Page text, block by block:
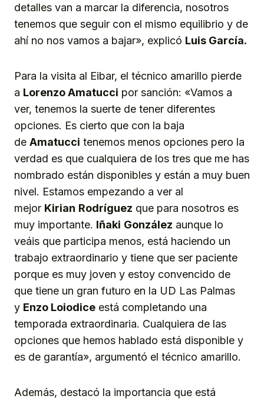
detalles van a marcar la diferencia, nosotros
tenemos que seguir con el mismo equilibrio y de
ahí no nos vamos a bajar», explicó Luis García.
Para la visita al Eibar, el técnico amarillo pierde
a Lorenzo Amatucci por sanción: «Vamos a
ver, tenemos la suerte de tener diferentes
opciones. Es cierto que con la baja
de Amatucci tenemos menos opciones pero la
verdad es que cualquiera de los tres que me has
nombrado están disponibles y están a muy buen
nivel. Estamos empezando a ver al
mejor Kirian Rodríguez que para nosotros es
muy importante. Iñaki González aunque lo
veáis que participa menos, está haciendo un
trabajo extraordinario y tiene que ser paciente
porque es muy joven y estoy convencido de
que tiene un gran futuro en la UD Las Palmas
y Enzo Loiodice está completando una
temporada extraordinaria. Cualquiera de las
opciones que hemos hablado está disponible y
es de garantía», argumentó el técnico amarillo.
Además, destacó la importancia que está